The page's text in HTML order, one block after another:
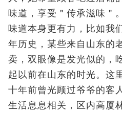
味道，享受＂传承滋味＂
味道本身更有力，比如我
年历史，某些来自山东的
卖，双眼像是发光似的，
起以前在山东的时光。这
十年前曾光顾过爷爷的客
生活息息相关，区内高厦